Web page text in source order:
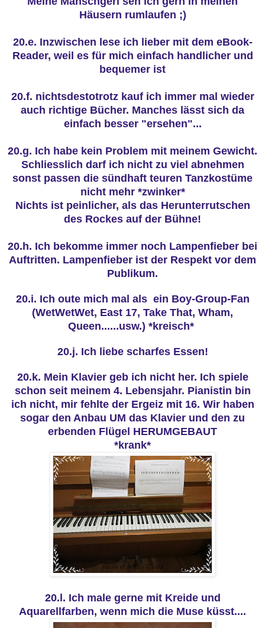
Häusern rumlaufen ;)
20.e. Inzwischen lese ich lieber mit dem eBook-
Reader, weil es für mich einfach handlicher und
bequemer ist
20.f. nichtsdestotrotz kauf ich immer mal wieder
auch richtige Bücher. Manches lässt sich da
einfach besser "ersehen"...
20.g. Ich habe kein Problem mit meinem Gewicht.
Schliesslich darf ich nicht zu viel abnehmen
sonst passen die sündhaft teuren Tanzkostüme
nicht mehr *zwinker*
Nichts ist peinlicher, als das Herunterrutschen
des Rockes auf der Bühne!
20.h. Ich bekomme immer noch Lampenfieber bei
Auftritten. Lampenfieber ist der Respekt vor dem
Publikum.
20.i. Ich oute mich mal als ein Boy-Group-Fan
(WetWetWet, East 17, Take That, Wham,
Queen......usw.) *kreisch*
20.j. Ich liebe scharfes Essen!
20.k. Mein Klavier geb ich nicht her. Ich spiele
schon seit meinem 4. Lebensjahr. Pianistin bin
ich nicht, mir fehlte der Ergeiz mit 16. Wir haben
sogar den Anbau UM das Klavier und den zu
erbenden Flügel HERUMGEBAUT
*krank*
20.l. Ich male gerne mit Kreide und
Aquarellfarben, wenn mich die Muse küsst....